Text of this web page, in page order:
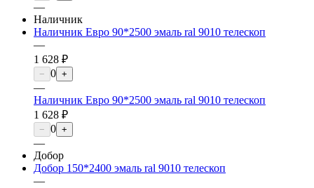
—
Наличник
Наличник Евро 90*2500 эмаль ral 9010 телескоп
—
1 628 ₽
− 0 +
—
Наличник Евро 90*2500 эмаль ral 9010 телескоп
1 628 ₽
− 0 +
—
Добор
Добор 150*2400 эмаль ral 9010 телескоп
—